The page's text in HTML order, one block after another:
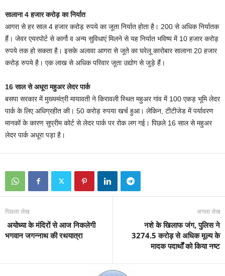
सालाना 4 हजार करोड़ का निर्यात
आगरा से हर साल 4 हजार करोड़ रुपये का जूता निर्यात होता है। 200 से अधिक निर्यातक
हैं। जेवर एयरपोर्ट से कार्गो व अन्य सुविधाएं मिलने से यह निर्यात भविष्य में 10 हजार करोड़
रुपये तक हो सकता है। इसके अलावा आगरा से जूते का घरेलू कारोबार सालाना 20 हजार
करोड़ रुपये है। एक लाख से अधिक परिवार जूता उद्योग से जुड़े हैं।
16 साल से अधूरा महुअर लेदर पार्क
बसपा सरकार में मुख्यमंत्री मायावती ने किरावली स्थित महुअर गांव में 100 एकड़ भूमि लेदर
पार्क के लिए अधिग्रहीत की। 50 करोड़ रुपया खर्च हुआ। लेकिन, टीटीजेड में पर्यावरण
मानकों के कारण सुप्रीम कोर्ट से लेदर पार्क पर रोक लग गई। पिछले 16 साल से महुअर
लेदर पार्क अधूरा पड़ा है।
पिछला लेख
अयोध्या के मंदिरों से आज निकलेगी
भगवान जगन्नाथ की रथयात्रा
अगला लेख
नशे के खिलाफ जंग, पुलिस ने
3274.5 करोड़ से अधिक मूल्य के
मादक पदार्थों को किया नष्ट